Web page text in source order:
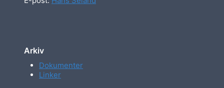
Arkiv
Dokumenter
Linker